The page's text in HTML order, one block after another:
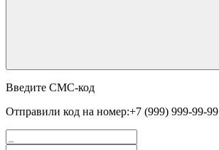
Введите СМС-код
Отправили код на номер:+7 (999) 999-99-99